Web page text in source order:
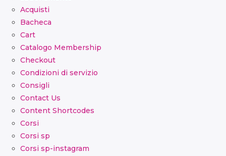
Acquisti
Bacheca
Cart
Catalogo Membership
Checkout
Condizioni di servizio
Consigli
Contact Us
Content Shortcodes
Corsi
Corsi sp
Corsi sp-instagram